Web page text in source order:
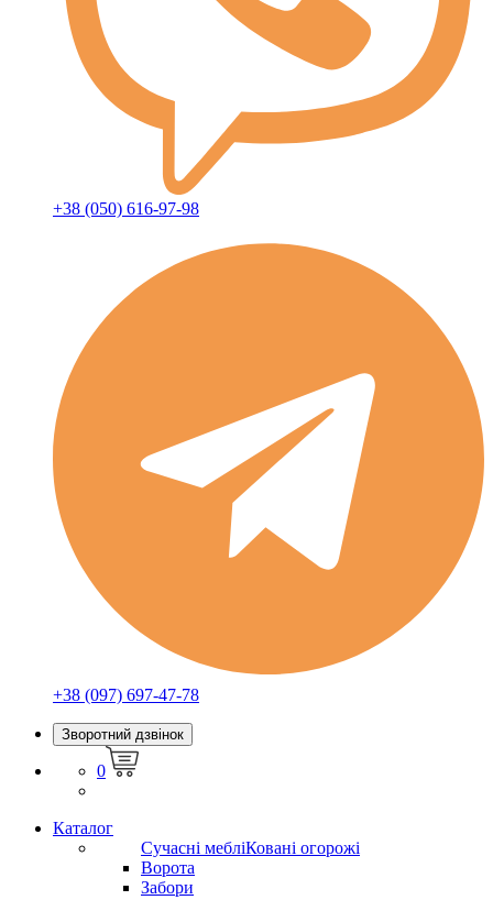
+38 (050) 616-97-98
+38 (097) 697-47-78
Зворотний дзвінок
0
Каталог
Сучасні мебліКовані огорожі
Ворота
Забори